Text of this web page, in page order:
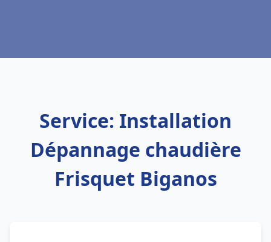
Service: Installation
Dépannage chaudière
Frisquet Biganos